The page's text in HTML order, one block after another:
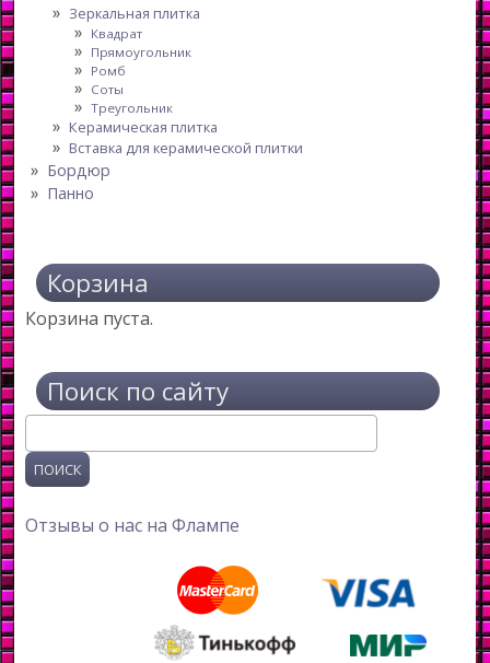
Зеркальная плитка
Квадрат
Прямоугольник
Ромб
Соты
Треугольник
Керамическая плитка
Вставка для керамической плитки
Бордюр
Панно
Корзина
Корзина пуста.
Поиск по сайту
Отзывы о нас на Флампе